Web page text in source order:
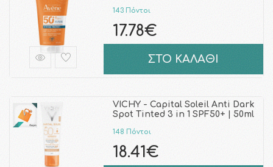
143 Πόντοι
17.78€
ΣΤΟ ΚΑΛΑΘΙ
VICHY - Capital Soleil Anti Dark
Spot Tinted 3 in 1 SPF50+ | 50ml
148 Πόντοι
18.41€